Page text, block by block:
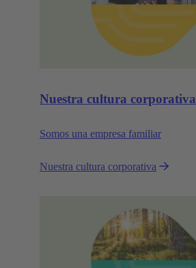
Nuestra cultura corporativa
Somos una empresa familiar
Nuestra cultura corporativa